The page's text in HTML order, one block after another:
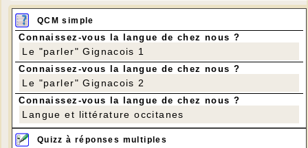
QCM simple
Connaissez-vous la langue de chez nous ?
Le "parler" Gignacois 1
Connaissez-vous la langue de chez nous ?
Le "parler" Gignacois 2
Connaissez-vous la langue de chez nous ?
Langue et littérature occitanes
Quizz à réponses multiples